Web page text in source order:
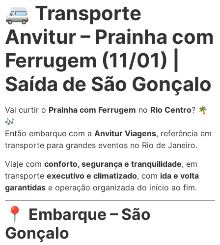
🚐 Transporte
Anvitur – Prainha com
Ferrugem (11/01) |
Saída de São Gonçalo
Vai curtir o Prainha com Ferrugem no Rio Centro? 🌴
🎶
Então embarque com a Anvitur Viagens, referência em
transporte para grandes eventos no Rio de Janeiro.
Viaje com conforto, segurança e tranquilidade, em
transporte executivo e climatizado, com ida e volta
garantidas e operação organizada do início ao fim.
📍 Embarque – São
Gonçalo